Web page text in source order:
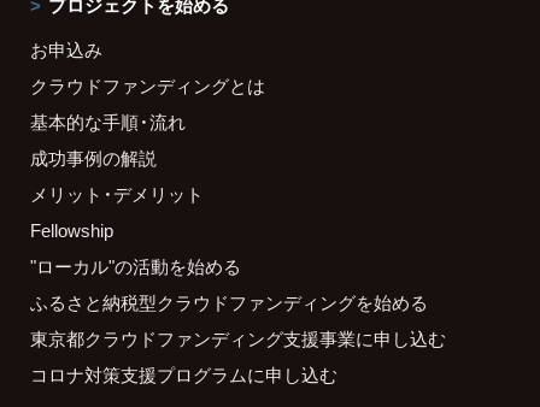
お申込み
クラウドファンディングとは
基本的な手順・流れ
成功事例の解説
メリット・デメリット
Fellowship
"ローカル"の活動を始める
ふるさと納税型クラウドファンディングを始める
東京都クラウドファンディング支援事業に申し込む
コロナ対策支援プログラムに申し込む